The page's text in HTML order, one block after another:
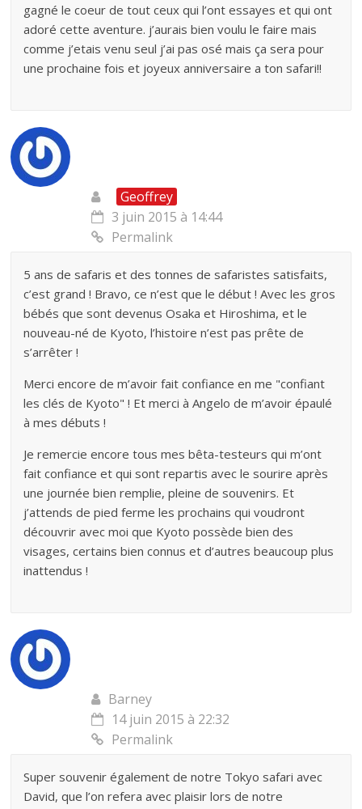
gagné le coeur de tout ceux qui l’ont essayes et qui ont
adoré cette aventure. j’aurais bien voulu le faire mais
comme j’etais venu seul j’ai pas osé mais ça sera pour
une prochaine fois et joyeux anniversaire a ton safari!!
Geoffrey
3 juin 2015 à 14:44
Permalink
5 ans de safaris et des tonnes de safaristes satisfaits,
c’est grand ! Bravo, ce n’est que le début ! Avec les gros
bébés que sont devenus Osaka et Hiroshima, et le
nouveau-né de Kyoto, l’histoire n’est pas prête de
s’arrêter !
Merci encore de m’avoir fait confiance en me "confiant
les clés de Kyoto" ! Et merci à Angelo de m’avoir épaulé
à mes débuts !
Je remercie encore tous mes bêta-testeurs qui m’ont
fait confiance et qui sont repartis avec le sourire après
une journée bien remplie, pleine de souvenirs. Et
j’attends de pied ferme les prochains qui voudront
découvrir avec moi que Kyoto possède bien des
visages, certains bien connus et d’autres beaucoup plus
inattendus !
Barney
14 juin 2015 à 22:32
Permalink
Super souvenir également de notre Tokyo safari avec
David, que l’on refera avec plaisir lors de notre